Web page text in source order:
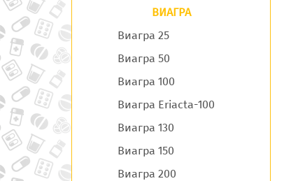
ВИАГРА
Виагра 25
Виагра 50
Виагра 100
Виагра Eriacta-100
Виагра 130
Виагра 150
Виагра 200